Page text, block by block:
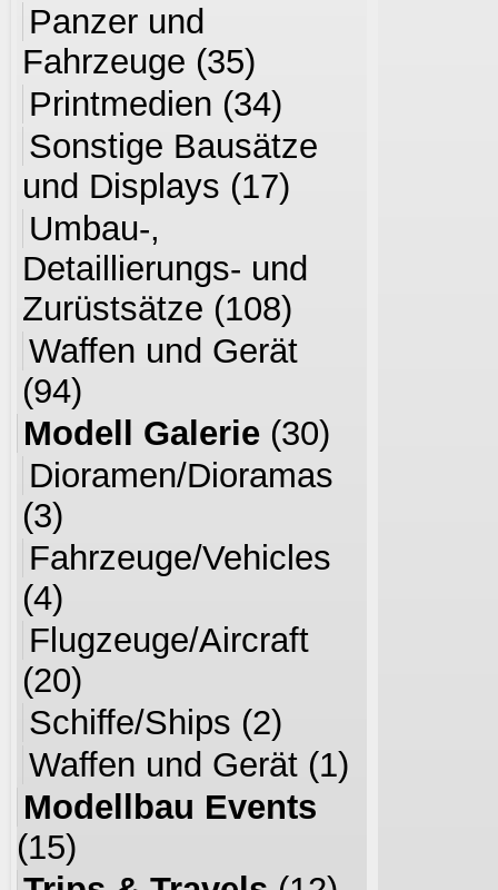
Panzer und
Fahrzeuge (35)
Printmedien (34)
Sonstige Bausätze
und Displays (17)
Umbau-,
Detaillierungs- und
Zurüstsätze (108)
Waffen und Gerät
(94)
Modell Galerie (30)
Dioramen/Dioramas
(3)
Fahrzeuge/Vehicles
(4)
Flugzeuge/Aircraft
(20)
Schiffe/Ships (2)
Waffen und Gerät (1)
Modellbau Events
(15)